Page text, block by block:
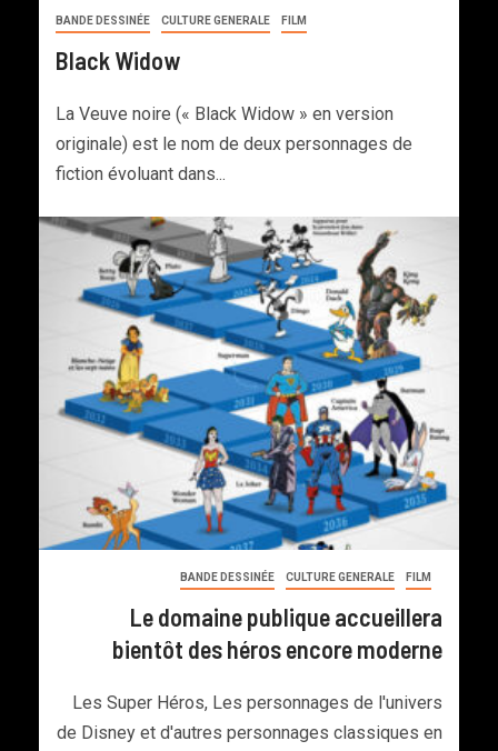
BANDE DESSINÉE CULTURE GENERALE FILM
Black Widow
La Veuve noire (« Black Widow » en version
originale) est le nom de deux personnages de
fiction évoluant dans...
BANDE DESSINÉE CULTURE GENERALE FILM
Le domaine publique accueillera
bientôt des héros encore moderne
Les Super Héros, Les personnages de l'univers
de Disney et d'autres personnages classiques en